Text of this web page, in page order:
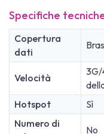
Specifiche
Copertura
dati
Velocità
3G/
Hotspot
Sì
Numero di
No